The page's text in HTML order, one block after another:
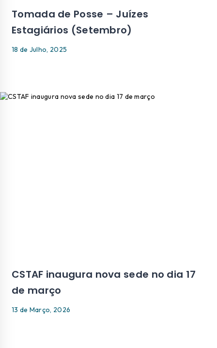
Tomada de Posse – Juízes
Estagiários (Setembro)
18 de Julho, 2025
CSTAF inaugura nova sede no dia 17
de março
13 de Março, 2026